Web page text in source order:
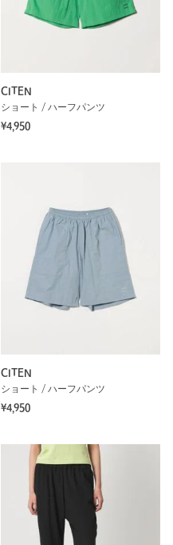
CITEN
ショート / ハーフパンツ
¥4,950
CITEN
ショート / ハーフパンツ
¥4,950